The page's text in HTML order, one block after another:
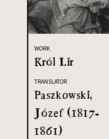
WORK
Król Lir
TRANSLATOR
Paszkowski,
Józef (1817-
1861)